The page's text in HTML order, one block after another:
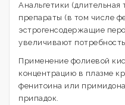
Анальгетики
препараты (в том числе
эстрогенсодержащие
увеличивают
Применение фолиевой
концентрацию в плазме
фенитоина или
припадок.